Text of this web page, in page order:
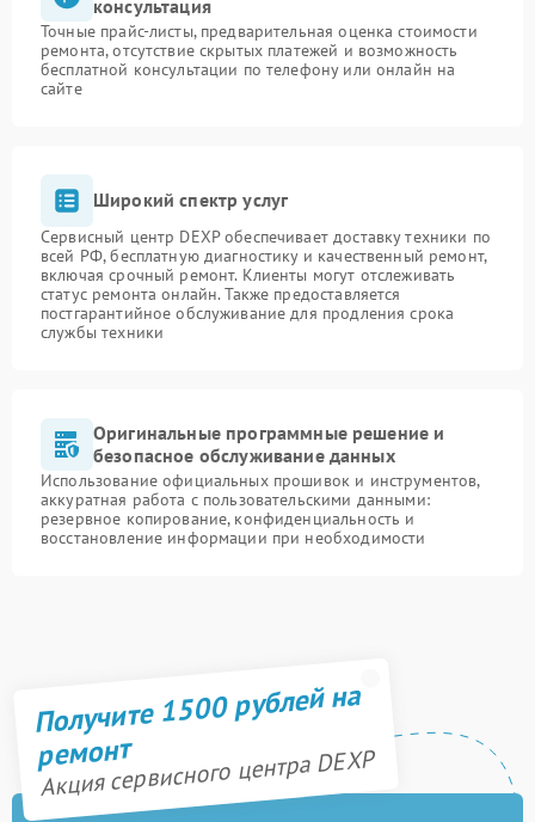
консультация
Точные прайс-листы, предварительная оценка стоимости
ремонта, отсутствие скрытых платежей и возможность
бесплатной консультации по телефону или онлайн на
сайте
Широкий спектр услуг
Сервисный центр DEXP обеспечивает доставку техники по
всей РФ, бесплатную диагностику и качественный ремонт,
включая срочный ремонт. Клиенты могут отслеживать
статус ремонта онлайн. Также предоставляется
постгарантийное обслуживание для продления срока
службы техники
Оригинальные программные решение и
безопасное обслуживание данных
Использование официальных прошивок и инструментов,
аккуратная работа с пользовательскими данными:
резервное копирование, конфиденциальность и
восстановление информации при необходимости
Получите 1500 рублей на
ремонт
Акция сервисного центра DEXP